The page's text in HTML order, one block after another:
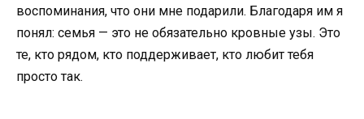
воспоминания, что они мне подарили. Благодаря им я
понял: семья — это не обязательно кровные узы. Это
те, кто рядом, кто поддерживает, кто любит тебя
просто так.